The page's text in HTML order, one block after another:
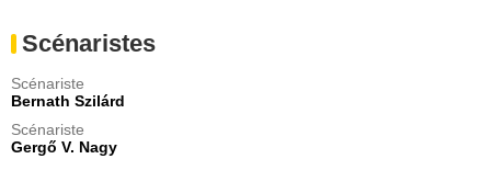
Scénaristes
Scénariste
Bernath Szilárd
Scénariste
Gergő V. Nagy